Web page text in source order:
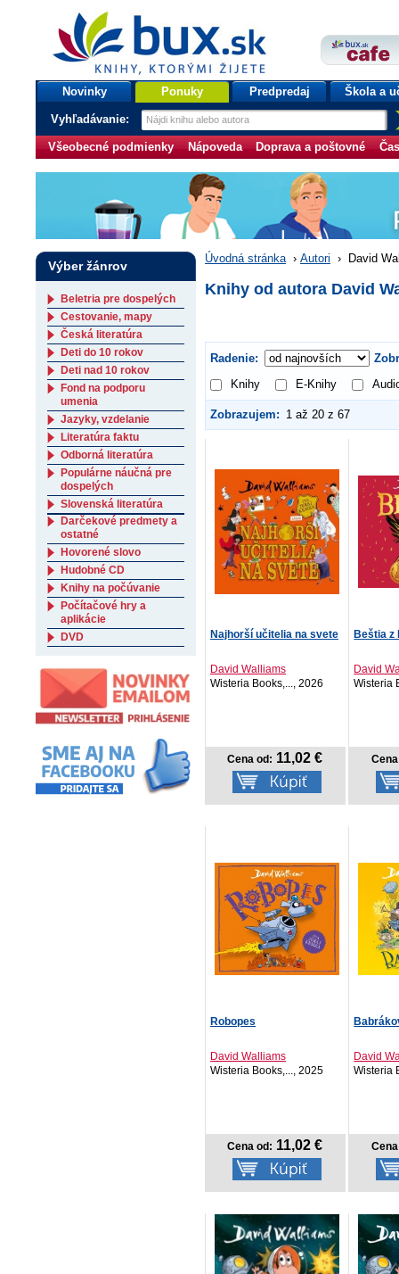
bux.sk
knihy, ktorými žijete
Úvodná stránka
Novinky Ponuky Predpredaj Škola a
Vyhľadávanie:
Všeobecné podmienky Nápoveda Doprava a poštovné
Úvodná stránka › Autori › David
Knihy od autora David
Radenie:
Knihy
E-Knihy
Zobrazujem: 1 až 20 z 67
Najhorší učitelia na svete
David Walliams
Wisteria Books,..., 2026
Cena od: 11,02 €
Beštia z
David
Wisteria
Robopes
David Walliams
Wisteria Books,..., 2025
Cena od: 11,02 €
David
Wisteria
Výber žánrov
Beletria pre dospelých
Cestovanie, mapy
Česká literatúra
Deti do 10 rokov
Deti nad 10 rokov
Fond na podporu
umenia
Jazyky, vzdelanie
Literatúra faktu
Odborná literatúra
Populárne náučná pre
dospelých
Slovenská literatúra
Darčekové predmety a
ostatné
Hovorené slovo
Hudobné CD
Knihy na počúvanie
Počítačové hry a
aplikácie
DVD